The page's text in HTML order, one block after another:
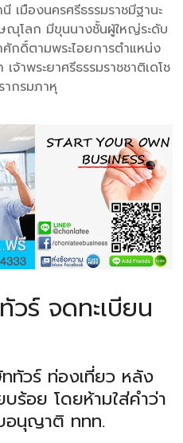
เมืองนครศรีธรรมราชมีฐานะ
ณุโลก มีขุนนางชั้นผู้ใหญ่ระดับ
ศักดิ์ตามพระไอยการตำแหน่ง
จ้าพระยาศรีธรรมราชชาติเดโช
กรมภาหุ
วร์ จดทะเบียน
ทัวร์ ท่องเที่ยว หลัง
บร้อย โดยห้ามใส่คำว่า
อนุญาติ ททท.